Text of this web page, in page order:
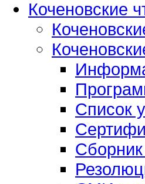
Коченовские
Список
Сборник